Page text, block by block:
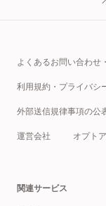
よくあるお問い合わせ
利用規約・プライバシ
外部送信規律事項の公
運営会社 オプト
関連サービス